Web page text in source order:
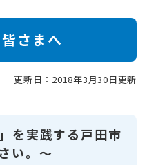
さまへ
更新日：2018年3月30日更新
を実践する戸田市
い。～